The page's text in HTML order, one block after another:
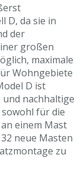
D, da sie in
der
großen
maximale
Wohngebiete
D ist
nachhaltige
für die
einem Mast
neue Masten
zu